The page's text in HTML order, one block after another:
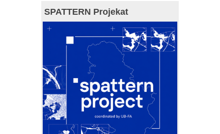
SPATTERN Projekat